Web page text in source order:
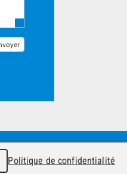
Politique de confidentialité